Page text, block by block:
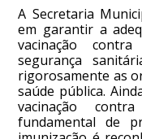
A Secretaria
em garantir a
vacinação
segurança
rigorosamente as
saúde pública.
vacinação
fundamental de